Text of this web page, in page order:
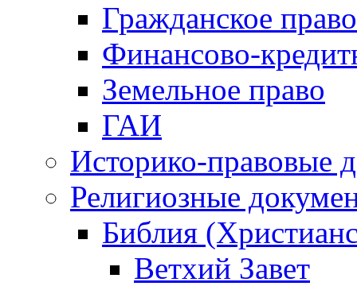
Гражданское право
Финансово-
Земельное право
ГАИ
Историко-правовые
Религиозные
Библия
Ветхий Завет